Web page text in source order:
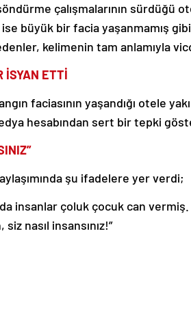
çalışmalarının sürdüğü
ise büyük bir facia yaşanmamış
kelimenin tam anlamıyla
İSYAN ETTİ
faciasının yaşandığı otele
hesabından sert bir tepki
şu ifadelere yer verdi;
insanlar çoluk çocuk can
nasıl insansınız!”